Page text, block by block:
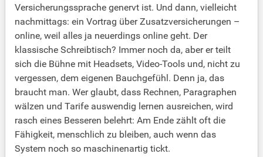
Versicherungssprache genervt ist. Und dann, vielleicht
nachmittags: ein Vortrag über Zusatzversicherungen –
online, weil alles ja neuerdings online geht. Der
klassische Schreibtisch? Immer noch da, aber er teilt
sich die Bühne mit Headsets, Video-Tools und, nicht zu
vergessen, dem eigenen Bauchgefühl. Denn ja, das
braucht man. Wer glaubt, dass Rechnen, Paragraphen
wälzen und Tarife auswendig lernen ausreichen, wird
rasch eines Besseren belehrt: Am Ende zählt oft die
Fähigkeit, menschlich zu bleiben, auch wenn das
System noch so maschinenartig tickt.